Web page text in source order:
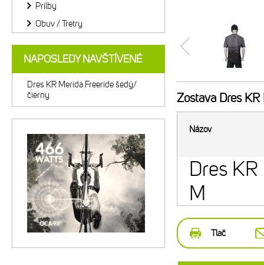
Zostava Dres
Názov
Dres
M
Tlač
Prilby
Obuv / Tretry
NAPOSLEDY NAVŠTÍVENÉ
Dres KR Merida Freeride šedý/
čierny